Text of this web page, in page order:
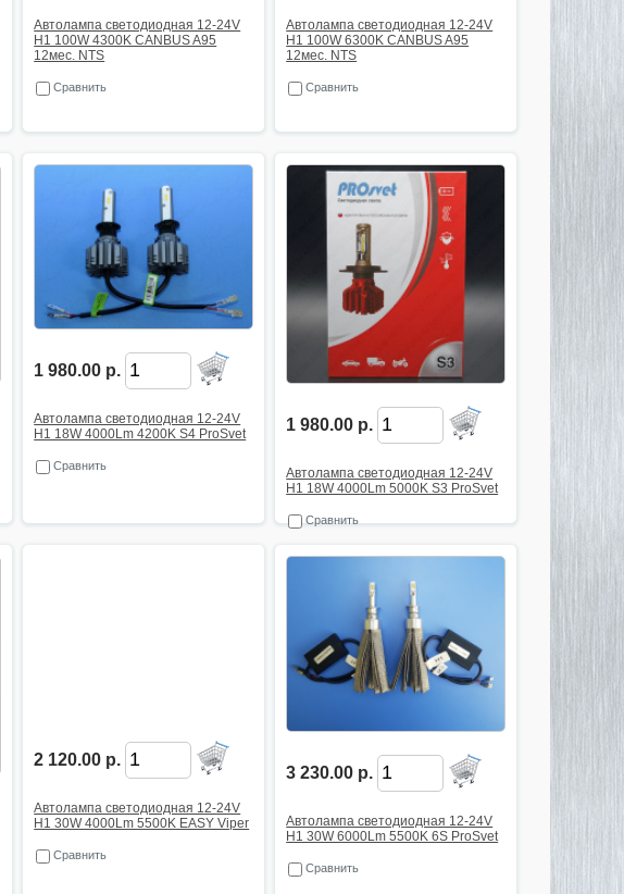
Автолампа светодиодная 12-24V
H1 100W 4300K CANBUS A95
12мес. NTS
Сравнить
Автолампа светодиодная 12-24V
H1 100W 6300K CANBUS A95
12мес. NTS
Сравнить
1 980.00 р.
Автолампа светодиодная 12-24V
H1 18W 4000Lm 4200K S4 ProSvet
Сравнить
1 980.00 р.
Автолампа светодиодная 12-24V
H1 18W 4000Lm 5000K S3 ProSvet
Сравнить
2 120.00 р.
Автолампа светодиодная 12-24V
H1 30W 4000Lm 5500K EASY Viper
Сравнить
3 230.00 р.
Автолампа светодиодная 12-24V
H1 30W 6000Lm 5500K 6S ProSvet
Сравнить